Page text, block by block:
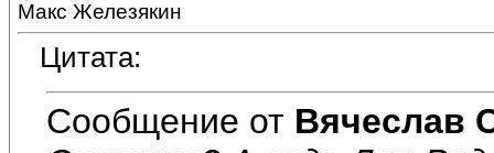
Макс Железякин
Цитата:
Сообщение от Вячеслав